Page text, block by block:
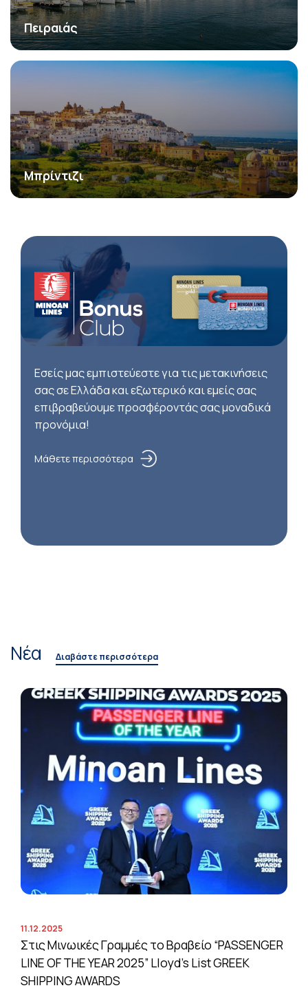
Πειραιάς
Μπρίντιζι
Εσείς μας εμπιστεύεστε για τις μετακινήσεις
σας σε Ελλάδα και εξωτερικό και εμείς σας
επιβραβεύουμε προσφέροντάς σας μοναδικά
προνόμια!
Μάθετε περισσότερα
Νέα Διαβάστε περισσότερα
11.12.2025
Στις Μινωικές Γραμμές το Βραβείο “PASSENGER
LINE OF THE YEAR 2025” Lloyd’s List GREEK
SHIPPING AWARDS